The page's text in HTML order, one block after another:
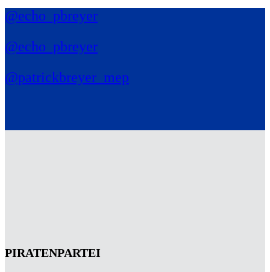
@echo_pbreyer
@echo_pbreyer
@patrickbreyer_mep
PIRATENPARTEI